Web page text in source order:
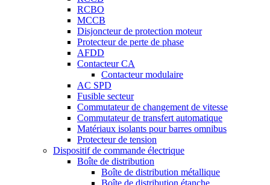
RCBO
MCCB
Disjoncteur de protection moteur
Protecteur de perte de phase
AFDD
Contacteur CA
Contacteur modulaire
AC SPD
Fusible secteur
Commutateur de changement de vitesse
Commutateur de transfert automatique
Matériaux isolants pour barres omnibus
Protecteur de tension
Dispositif de commande électrique
Boîte de distribution
Boîte de distribution métallique
Boîte de distribution étanche